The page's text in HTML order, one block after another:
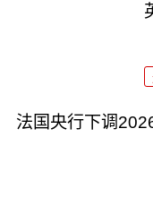
法国央行下调